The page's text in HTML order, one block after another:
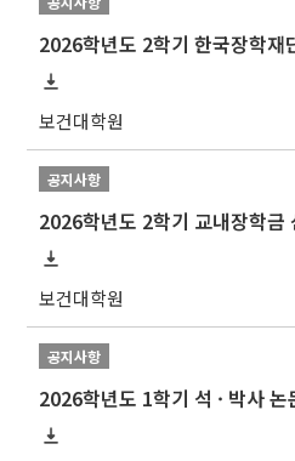
보건대학원
공지사항
2026학년도 2학기 교내장학
보건대학원
공지사항